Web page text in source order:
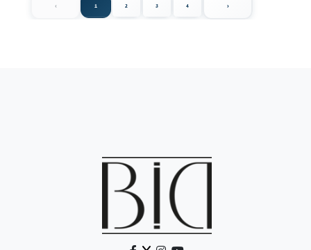
› 1 2 3 4 ‹